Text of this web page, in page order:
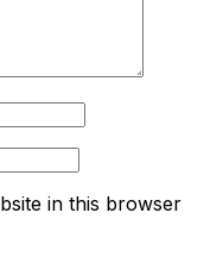
in this browser